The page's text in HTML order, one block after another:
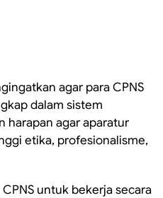
agar para CPNS
dalam sistem
harapan agar aparatur
etika, profesionalisme,
untuk bekerja secara